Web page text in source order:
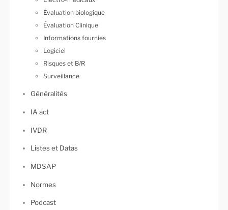
Évaluation biologique
Évaluation Clinique
Informations fournies
Logiciel
Risques et B/R
Surveillance
Généralités
IA act
IVDR
Listes et Datas
MDSAP
Normes
Podcast